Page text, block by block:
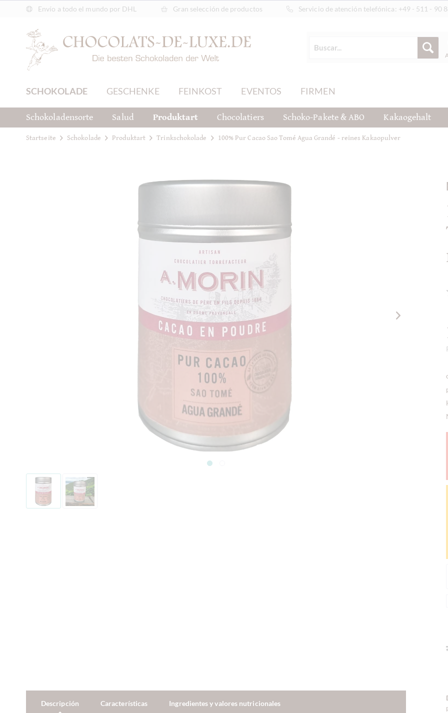
Envío a todo el mundo por DHL Gran selección de productos Servicio de atención telefónica: +49 - 511 - 90
SCHOKOLADE GESCHENKE FEINKOST EVENTOS FIRMEN
Schokoladensorte Salud Produktart Chocolatiers Schoko-Pakete & ABO Kakaogehalt
Startseite Schokolade Produktart Trinkschokolade 100% Pur Cacao Sao Tomé Agua Grandé - reines Kakaopulver
Descripción Características Ingredientes y valores nutricionales